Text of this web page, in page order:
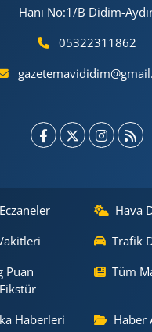
Hanı No:1/B Didim-
05322311862
Hava
Trafik
Puan
Tüm
Haberleri Haber